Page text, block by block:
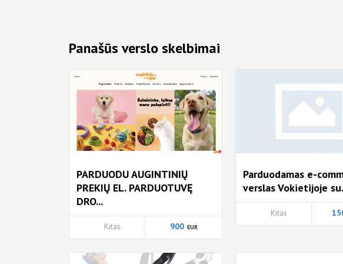
Panašūs verslo skelbimai
PARDUODU AUGINTINIŲ
PREKIŲ EL. PARDUOTUVĘ
DRO...
Kitas 900
Parduodamas e-
verslas Vokietijoje
Kitas